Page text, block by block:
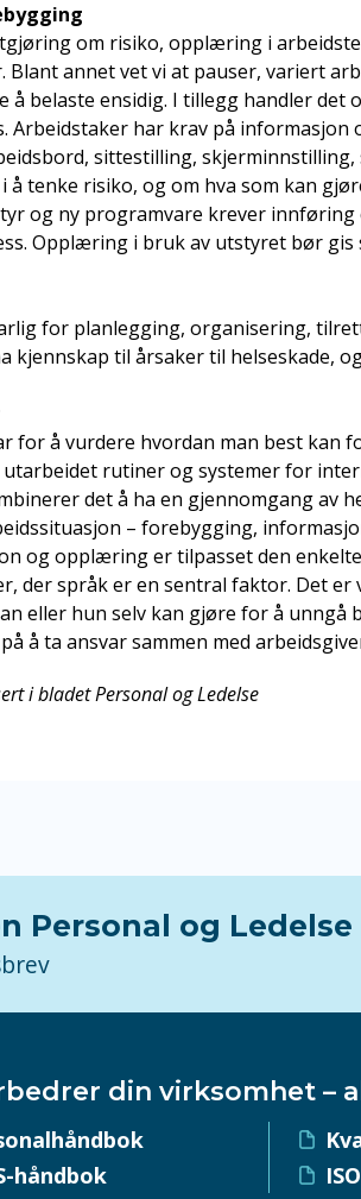
om risiko, opplæring i
Blant annet vet vi at pauser, variert
å belaste ensidig. I tillegg handler det
Arbeidstaker har krav på informasjon
sittestilling,
tenke risiko, og om hva som kan
og ny programvare krever
Opplæring i bruk av utstyret bør
for planlegging, organisering,
kjennskap til årsaker til helseskade,
for å vurdere hvordan man best kan
rutiner og systemer for
det å ha en gjennomgang av
– forebygging,
og opplæring er tilpasset den
der språk er en sentral faktor. Det er
eller hun selv kan gjøre for å unngå
å ta ansvar sammen med
i bladet Personal og Ledelse
Personal og Ledelse
din virksomhet –
håndbok